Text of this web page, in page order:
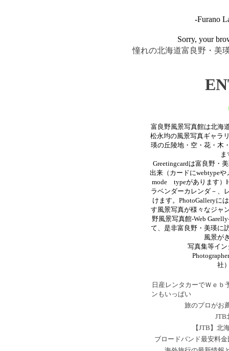
-Furano
Sorry, your
憧れの北海道富良野・美
富良野風景写真館は北海
松永均の風景写真ギャラ
瑛の丘陵地・空・花・木
Greetingcardは富良野・
出来（カードにwebtypeや
mode typeがあります）
ラベンダーカレンダ－、
けます。PhotoGalleryに
す風景写真が様々なジャ
野風景写真館-Web
て、是非富良野・美瑛に
風景が
写真集等イ
社
日産レンタカーでＷｅｂ
ンもいっぱい
旅のプロがお
JTB
【JTB】北
ブロードバンド最安料